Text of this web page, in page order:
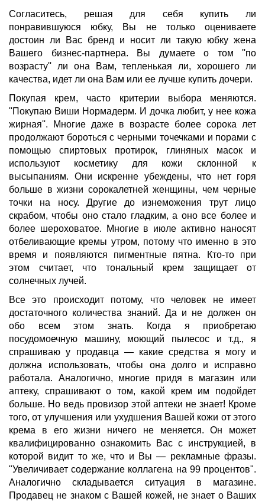
Согласитесь, решая для себя купить ли
понравившуюся юбку, Вы не только оцениваете
достоин ли Вас бренд и носит ли такую юбку жена
Вашего бизнес-партнера. Вы думаете о том ''по
возрасту'' ли она Вам, тепленькая ли, хорошего ли
качества, идет ли она Вам или ее лучше купить дочери.
Покупая крем, часто критерии выбора меняются.
''Покупаю Виши Нормадерм. И дочка любит, у нее кожа
жирная''. Многие даже в возрасте более сорока лет
продолжают бороться с черными точечками и порами с
помощью спиртовых протирок, глиняных масок и
используют косметику для кожи склонной к
высыпаниям. Они искренне убеждены, что нет горя
больше в жизни сорокалетней женщины, чем черные
точки на носу. Другие до изнеможения трут лицо
скрабом, чтобы оно стало гладким, а оно все более и
более шероховатое. Многие в июле активно наносят
отбеливающие кремы утром, потому что именно в это
время и появляются пигментные пятна. Кто-то при
этом считает, что тональный крем защищает от
солнечных лучей.
Все это происходит потому, что человек не имеет
достаточного количества знаний. Да и не должен он
обо всем этом знать. Когда я приобретаю
посудомоечную машину, моющий пылесос и т.д., я
спрашиваю у продавца — какие средства я могу и
должна использовать, чтобы она долго и исправно
работала. Аналогично, многие придя в магазин или
аптеку, спрашивают о том, какой крем им подойдет
больше. Но ведь провизор этой аптеки не знает! Кроме
того, от улучшения или ухудшения Вашей кожи от этого
крема в его жизни ничего не меняется. Он может
квалифицированно ознакомить Вас с инструкцией, в
которой видит то же, что и Вы — рекламные фразы.
"Увеличивает содержание коллагена на 99 процентов".
Аналогично складывается ситуация в магазине.
Продавец не знаком с Вашей кожей, не знает о Ваших